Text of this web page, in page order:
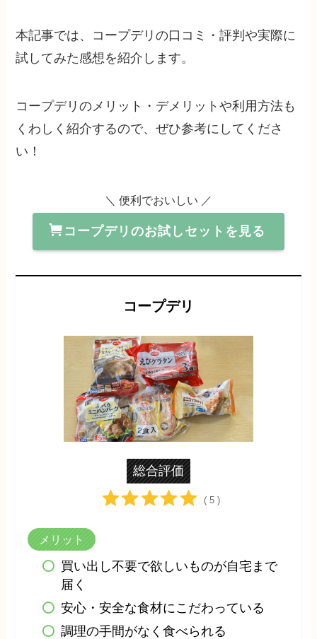
本記事では、コープデリの口コミ・評判や実際に
試してみた感想を紹介します。
コープデリのメリット・デメリットや利用方法も
くわしく紹介するので、ぜひ参考にしてくださ
い！
＼ 便利でおいしい ／
コープデリのお試しセットを見る
コープデリ
総合評価
( 5 )
メリット
買い出し不要で欲しいものが自宅まで
届く
安心・安全な食材にこだわっている
調理の手間がなく食べられる